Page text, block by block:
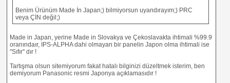
Benim Ürünüm Made İn Japan;) bilmiyorsun uyandırayım;) PRC
veya ÇİN değil;)
Made in Japan, yerine Made in Slovakya ve Çekoslavakta ihtimali %99.9
oranındaır, IPS-ALPHA dahi olmayan bir panelin Japon olma ihtimali ise
''Sıfır'' dır !
Tartışma olsun sitemiyorum fakat hatalı bilginizi düzeltmek isterim, ben
demiyorum Panasonic resmi Japonya açıklamasıdır !